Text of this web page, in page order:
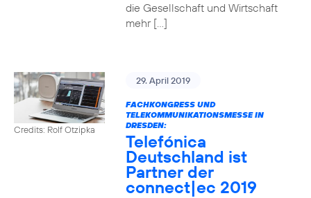
die Gesellschaft und Wirtschaft
mehr […]
Credits: Rolf Otzipka
29. April 2019
FACHKONGRESS UND
TELEKOMMUNIKATIONSMESSE IN
DRESDEN:
Telefónica
Deutschland ist
Partner der
connect|ec 2019